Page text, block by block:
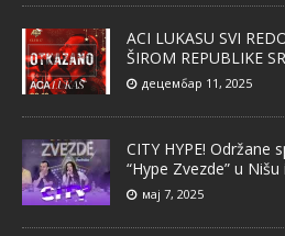
ACI LUKASU SVI
ŠIROM REPUBLIKE
децембар 11, 2025
CITY HYPE! Održane
“Hype Zvezde” u Nišu
мај 7, 2025